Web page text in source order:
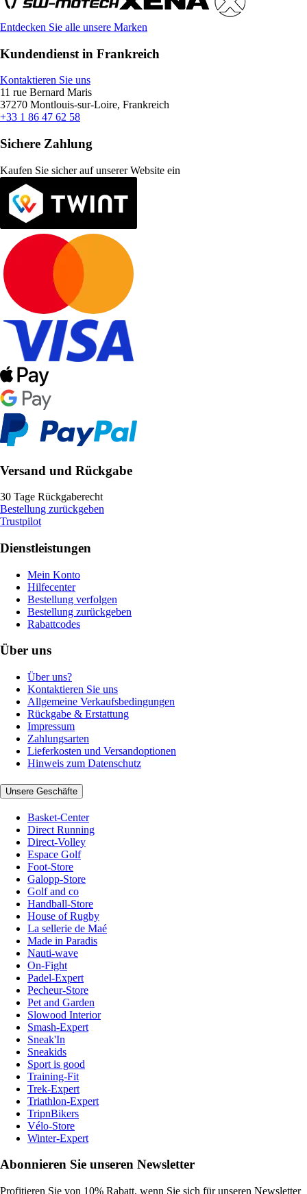
Entdecken Sie alle unsere Marken
Kundendienst in Frankreich
Kontaktieren Sie uns
11 rue Bernard Maris
37270 Montlouis-sur-Loire, Frankreich
+33 1 86 47 62 58
Sichere Zahlung
Kaufen Sie sicher auf unserer Website ein
Versand und Rückgabe
30 Tage Rückgaberecht
Bestellung zurückgeben
Trustpilot
Dienstleistungen
Mein Konto
Hilfecenter
Bestellung verfolgen
Bestellung zurückgeben
Rabattcodes
Über uns
Über uns?
Kontaktieren Sie uns
Allgemeine Verkaufsbedingungen
Rückgabe & Erstattung
Impressum
Zahlungsarten
Lieferkosten und Versandoptionen
Hinweis zum Datenschutz
Unsere Geschäfte
Basket-Center
Direct Running
Direct-Volley
Espace Golf
Foot-Store
Galopp-Store
Golf and co
Handball-Store
House of Rugby
La sellerie de Maé
Made in Paradis
Nauti-wave
On-Fight
Padel-Expert
Pecheur-Store
Pet and Garden
Slowood Interior
Smash-Expert
Sneak'In
Sneakids
Sport is good
Training-Fit
Trek-Expert
Triathlon-Expert
TripnBikers
Vélo-Store
Winter-Expert
Abonnieren Sie unseren Newsletter
Profitieren Sie von 10% Rabatt, wenn Sie sich für unseren Newsletter